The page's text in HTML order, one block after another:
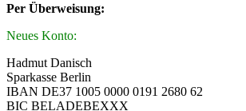
Per Überweisung:
Neues Konto:
Hadmut Danisch
Sparkasse Berlin
IBAN DE37 1005 0000 0191 2680 62
BIC BELADEBEXXX